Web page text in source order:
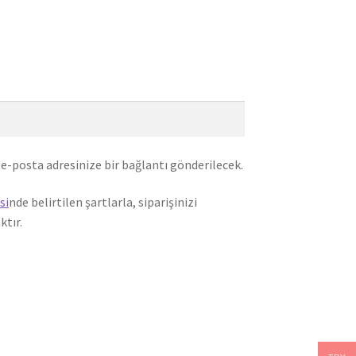
posta adresinize bir bağlantı gönderilecek.
nde belirtilen şartlarla, siparişinizi